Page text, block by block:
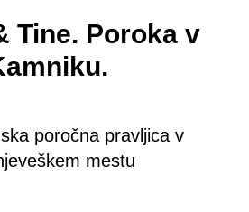
Tine. Poroka v
poročna pravljica v
mestu